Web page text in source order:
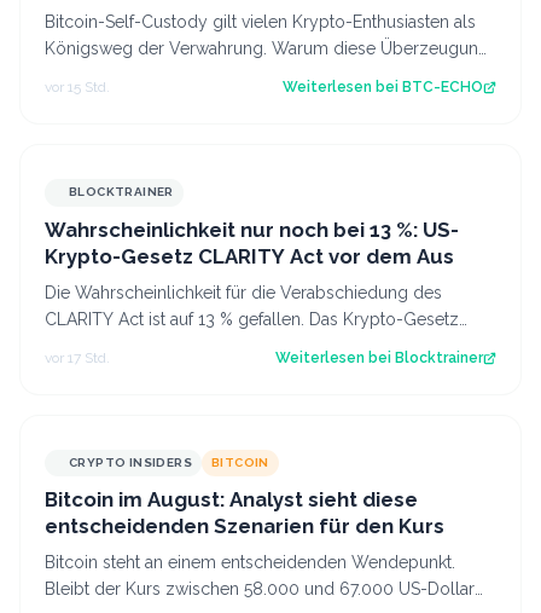
Bitcoin-Self-Custody gilt vielen Krypto-Enthusiasten als
Königsweg der Verwahrung. Warum diese Überzeugung
trügt und die meisten Anleger bes…
vor 15 Std. Weiterlesen bei BTC-ECHO
BLOCKTRAINER
Wahrscheinlichkeit nur noch bei 13 %: US-
Krypto-Gesetz CLARITY Act vor dem Aus
Die Wahrscheinlichkeit für die Verabschiedung des
CLARITY Act ist auf 13 % gefallen. Das Krypto-Gesetz
vor 17 Std. Weiterlesen bei Blocktrainer
CRYPTO INSIDERS BITCOIN
Bitcoin im August: Analyst sieht diese
entscheidenden Szenarien für den Kurs
Bitcoin steht an einem entscheidenden Wendepunkt.
Bleibt der Kurs zwischen 58.000 und 67.000 US-Dollar